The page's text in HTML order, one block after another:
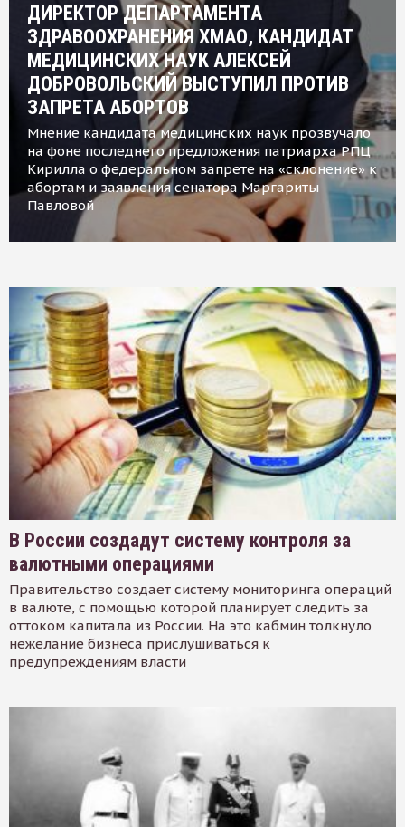
ДИРЕКТОР ДЕПАРТАМЕНТА
ЗДРАВООХРАНЕНИЯ ХМАО, КАНДИДАТ
МЕДИЦИНСКИХ НАУК АЛЕКСЕЙ
ДОБРОВОЛЬСКИЙ ВЫСТУПИЛ ПРОТИВ
ЗАПРЕТА АБОРТОВ
Мнение кандидата медицинских наук прозвучало
на фоне последнего предложения патриарха РПЦ
Кирилла о федеральном запрете на «склонение» к
абортам и заявления сенатора Маргариты
Павловой
В России создадут систему контроля за
валютными операциями
Правительство создает систему мониторинга операций
в валюте, с помощью которой планирует следить за
оттоком капитала из России. На это кабмин толкнуло
нежелание бизнеса прислушиваться к
предупреждениям власти